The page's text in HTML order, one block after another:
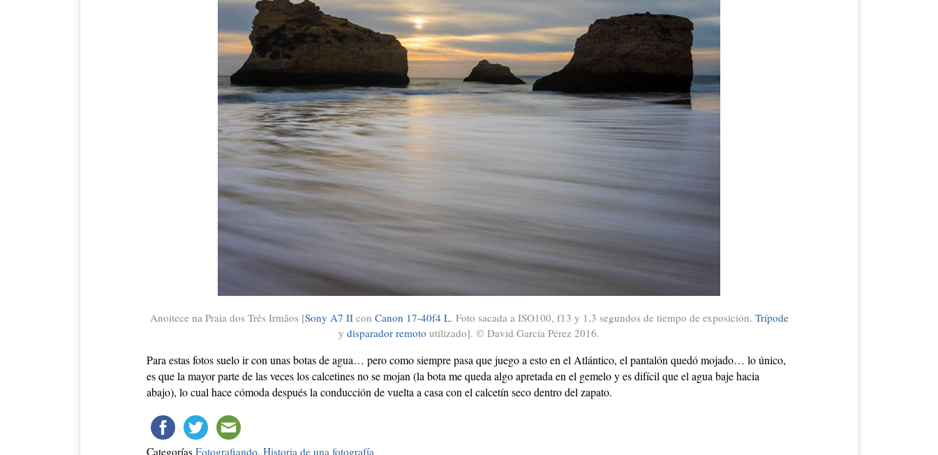
Anoitece na Praia dos Três Irmãos [Sony A7 IIcon Canon 17-40f4 L. Foto sacada a ISO100, f13 y 1,3 segundos de tiempo de exposición. Trípode
y disparador remoto utilizado]. © David García Pérez 2016.
Para estas fotos suelo ir con unas botas de agua… pero como siempre pasa que juego a esto en el Atlántico, el pantalón quedó mojado… lo único,
es que la mayor parte de las veces los calcetines no se mojan (la bota me queda algo apretada en el gemelo y es difícil que el agua baje hacia
abajo), lo cual hace cómoda después la conducción de vuelta a casa con el calcetín seco dentro del zapato.
Categorías Fotografiando, Historia de una fotografía